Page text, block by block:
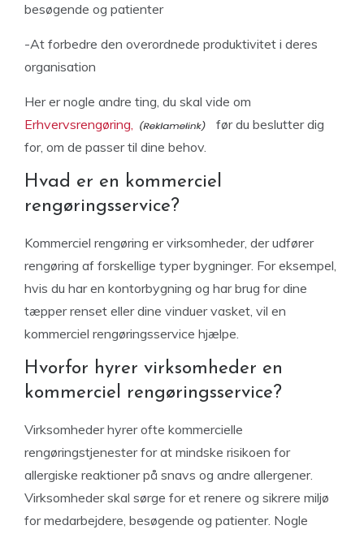
besøgende og patienter
-At forbedre den overordnede produktivitet i deres
organisation
Her er nogle andre ting, du skal vide om
Erhvervsrengøring,
før du beslutter dig
for, om de passer til dine behov.
Hvad er en kommerciel
rengøringsservice?
Kommerciel rengøring er virksomheder, der udfører
rengøring af forskellige typer bygninger. For eksempel,
hvis du har en kontorbygning og har brug for dine
tæpper renset eller dine vinduer vasket, vil en
kommerciel rengøringsservice hjælpe.
Hvorfor hyrer virksomheder en
kommerciel rengøringsservice?
Virksomheder hyrer ofte kommercielle
rengøringstjenester for at mindske risikoen for
allergiske reaktioner på snavs og andre allergener.
Virksomheder skal sørge for et renere og sikrere miljø
for medarbejdere, besøgende og patienter. Nogle